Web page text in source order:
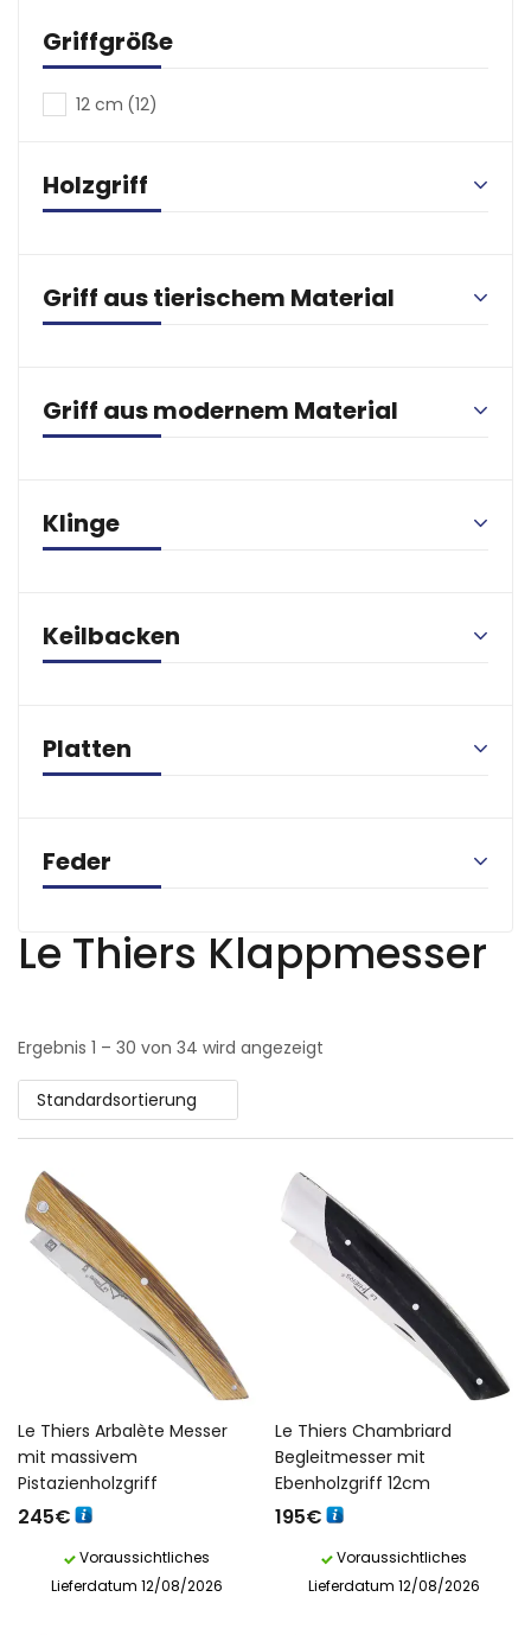
Griffgröße
12 cm (12)
Holzgriff
Griff aus tierischem Material
Griff aus modernem Material
Klinge
Keilbacken
Platten
Feder
Le Thiers Klappmesser
Ergebnis 1 – 30 von 34 wird angezeigt
Standardsortierung
Le Thiers Arbalète Messer
mit massivem
Pistazienholzgriff
245€
Voraussichtliches
Lieferdatum 12/08/2026
Le Thiers Chambriard
Begleitmesser mit
Ebenholzgriff 12cm
195€
Voraussichtliches
Lieferdatum 12/08/2026